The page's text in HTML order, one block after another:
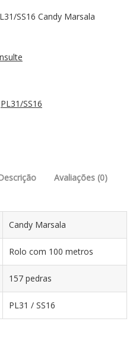
SS16 Candy Marsala
PL31/SS16
Avaliações (0)
Candy Marsala
Rolo com 100 metros
157 pedras
PL31 / SS16